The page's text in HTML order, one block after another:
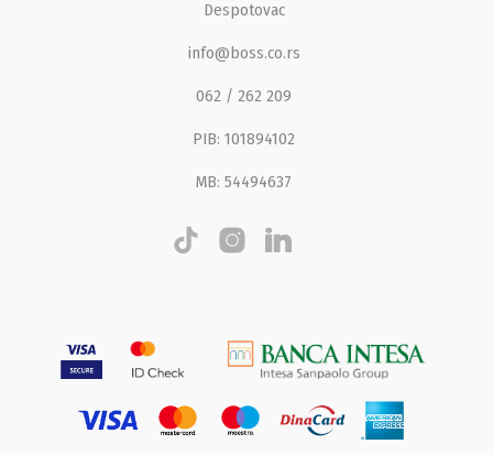
Despotovac
info@boss.co.rs
062 / 262 209
PIB: 101894102
MB: 54494637